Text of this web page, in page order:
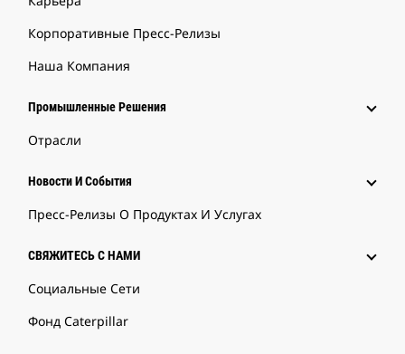
Корпоративные Пресс-Релизы
Наша Компания
Промышленные Решения
Отрасли
Новости И События
Пресс-Релизы О Продуктах И Услугах
СВЯЖИТЕСЬ С НАМИ
Социальные Сети
Фонд Caterpillar